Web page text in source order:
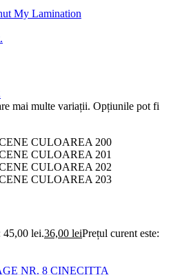
mai multe variații. Opțiunile pot fi
45,00 lei.36,00 leiPrețul curent este: